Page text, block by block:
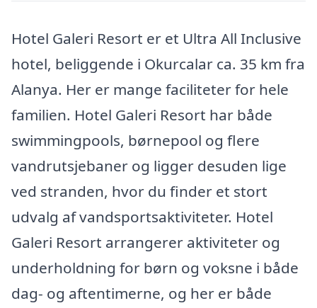
Hotel Galeri Resort er et Ultra All Inclusive
hotel, beliggende i Okurcalar ca. 35 km fra
Alanya. Her er mange faciliteter for hele
familien. Hotel Galeri Resort har både
swimmingpools, børnepool og flere
vandrutsjebaner og ligger desuden lige
ved stranden, hvor du finder et stort
udvalg af vandsportsaktiviteter. Hotel
Galeri Resort arrangerer aktiviteter og
underholdning for børn og voksne i både
dag- og aftentimerne, og her er både